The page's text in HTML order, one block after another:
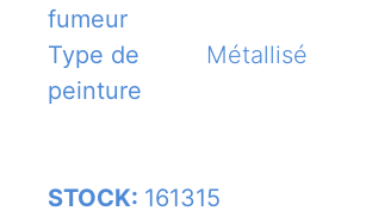
fumeur
Type de
peinture
Métallisé
STOCK: 161315